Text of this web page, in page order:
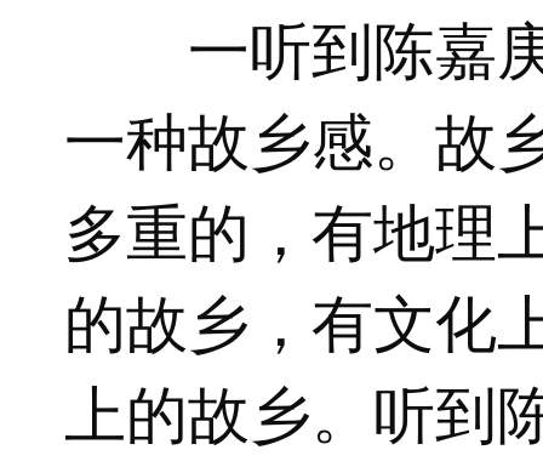
一听到陈嘉
一种故乡感。故
多重的，有地理
的故乡，有文化
上的故乡。听到